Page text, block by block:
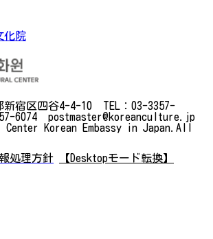
化院
新宿区四谷4-4-10 TEL：03-3357-
6074 postmaster@koreanculture.jp
Korean Embassy in Japan.All
処理方針
【Desktopモード転換】